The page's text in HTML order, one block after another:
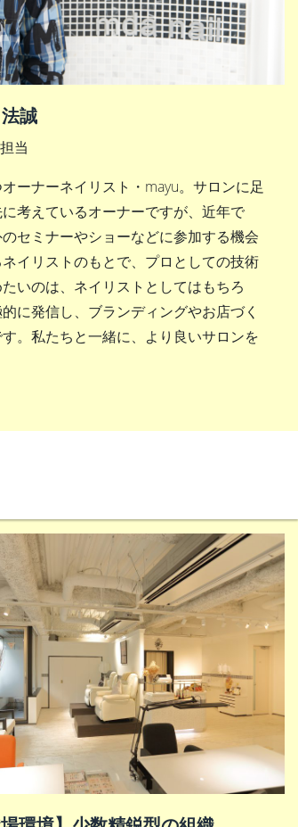
誠
当
ーナーネイリスト・mayu。サロンに足
考えているオーナーですが、近年で
セミナーやショーなどに参加する機会
イリストのもとで、プロとしての技術
いのは、ネイリストとしてはもちろ
に発信し、ブランディングやお店づく
。私たちと一緒に、より良いサロンを